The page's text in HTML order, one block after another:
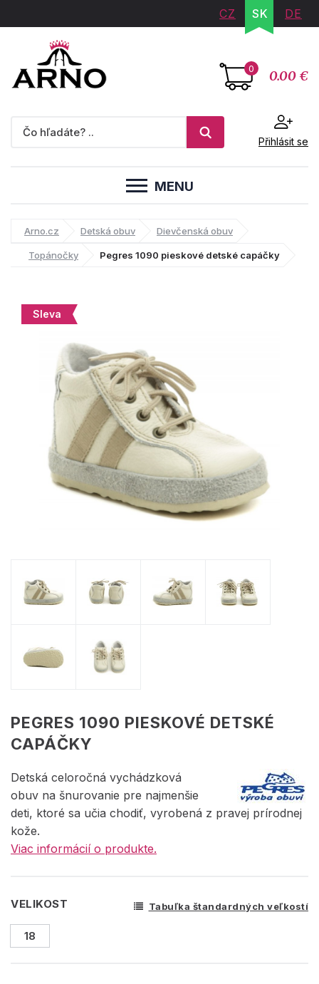
CZ SK DE
0 0.00 €
Přihlásit se
MENU
Arno.cz Detská obuv Dievčenská obuv
Topánočky Pegres 1090 pieskové detské capáčky
Sleva
PEGRES 1090 PIESKOVÉ DETSKÉ
CAPÁČKY
Detská celoročná vychádzková
obuv na šnurovanie pre najmenšie
deti, ktoré sa učia chodiť, vyrobená z pravej prírodnej
kože.
Viac informácií o produkte.
VELIKOST Tabuľka štandardných veľkostí
18